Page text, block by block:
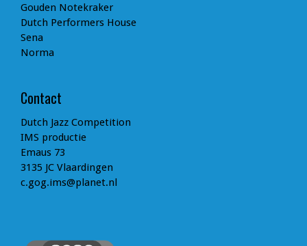
Gouden Notekraker
Dutch Performers House
Sena
Norma
Contact
Dutch Jazz Competition
IMS productie
Emaus 73
3135 JC Vlaardingen
c.gog.ims@planet.nl